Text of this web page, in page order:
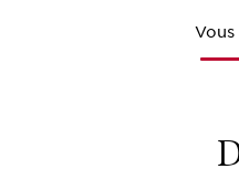
Vous